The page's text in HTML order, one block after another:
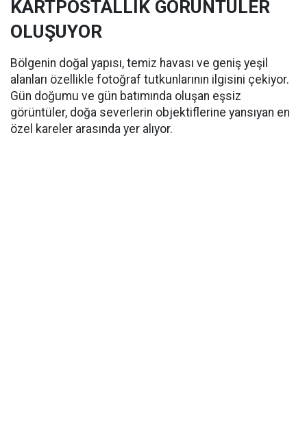
KARTPOSTALLIK GÖRÜNTÜLER
OLUŞUYOR
Bölgenin doğal yapısı, temiz havası ve geniş yeşil
alanları özellikle fotoğraf tutkunlarının ilgisini çekiyor.
Gün doğumu ve gün batımında oluşan eşsiz
görüntüler, doğa severlerin objektiflerine yansıyan en
özel kareler arasında yer alıyor.